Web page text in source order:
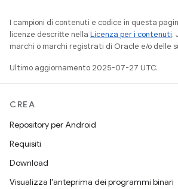
I campioni di contenuti e codice in questa
licenze descritte nella Licenza per i contenuti.
marchi o marchi registrati di Oracle e/o delle
Ultimo aggiornamento 2025-07-27 UTC.
CREA
Repository per Android
Requisiti
Download
Visualizza l'anteprima dei programmi binari